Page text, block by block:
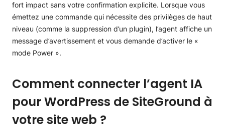
fort impact sans votre confirmation explicite. Lorsque vous
émettez une commande qui nécessite des privilèges de haut
niveau (comme la suppression d’un plugin), l’agent affiche un
message d’avertissement et vous demande d’activer le «
mode Power ».
Comment connecter l’agent IA
pour WordPress de SiteGround à
votre site web ?